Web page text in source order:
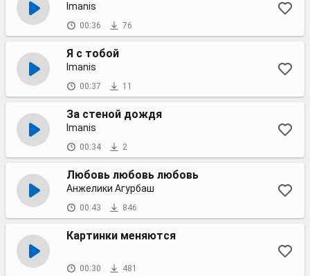
Imanis
00:36 76
Я с тобой
Imanis
00:37 11
За стеной дождя
Imanis
00:34 2
Любовь любовь любовь
Анжелики Агурбаш
00:43 846
Картинки меняются
00:30 481